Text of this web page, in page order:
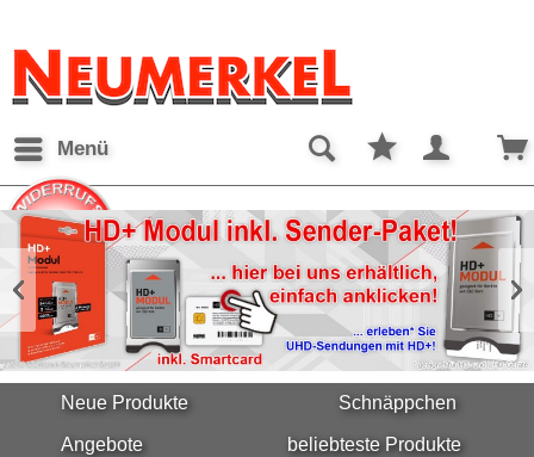
Menü
Neue Produkte
Angebote beliebteste Produkte
Schnäppchen